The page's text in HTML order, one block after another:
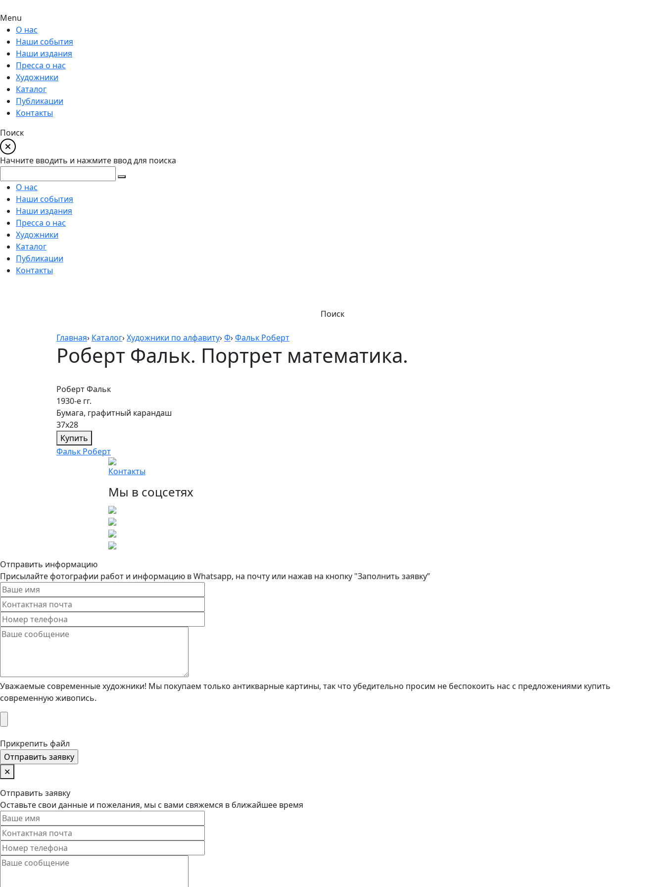
Menu
О нас
Наши события
Наши издания
Пресса о нас
Художники
Каталог
Публикации
Контакты
Поиск
Начните вводить и нажмите ввод для поиска
О нас
Наши события
Наши издания
Пресса о нас
Художники
Каталог
Публикации
Контакты
Поиск
Главная› Каталог›Художники по алфавиту›Ф›Фальк Роберт
Роберт Фальк. Портрет математика.
Роберт Фальк
1930-е гг.
Бумага, графитный карандаш
37х28
Купить
Фальк Роберт
Контакты
Мы в соцсетях
Отправить информацию
Присылайте фотографии работ и информацию в Whatsapp, на почту или нажав на кнопку "Заполнить заявку”
Уважаемые современные художники! Мы покупаем только антикварные картины, так что убедительно просим не беспокоить нас с предложениями купить
современную живопись.
Прикрепить файл
✕
Отправить заявку
Оставьте свои данные и пожелания, мы с вами свяжемся в ближайшее время